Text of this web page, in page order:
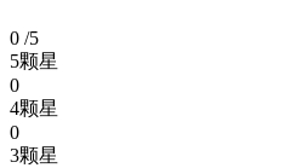
0 /5
5颗星
0
4颗星
0
3颗星